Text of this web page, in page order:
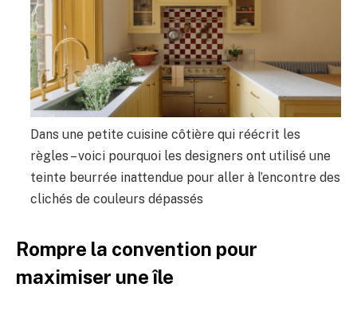
Dans une petite cuisine côtière qui réécrit les
règles – voici pourquoi les designers ont utilisé une
teinte beurrée inattendue pour aller à l’encontre des
clichés de couleurs dépassés
Rompre la convention pour
maximiser une île